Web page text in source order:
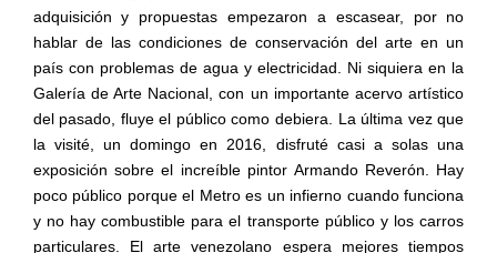
adquisición y propuestas empezaron a escasear, por no
hablar de las condiciones de conservación del arte en un
país con problemas de agua y electricidad. Ni siquiera en la
Galería de Arte Nacional, con un importante acervo artístico
del pasado, fluye el público como debiera. La última vez que
la visité, un domingo en 2016, disfruté casi a solas una
exposición sobre el increíble pintor Armando Reverón. Hay
poco público porque el Metro es un infierno cuando funciona
y no hay combustible para el transporte público y los carros
particulares. El arte venezolano espera mejores tiempos